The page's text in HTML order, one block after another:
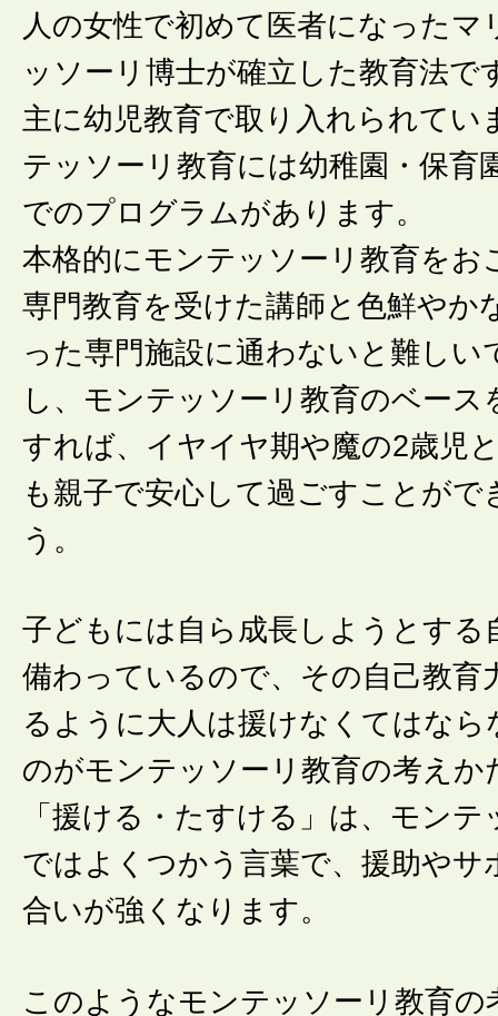
人の女性で初めて医者になったマ
ッソーリ博士が確立した教育法で
主に幼児教育で取り入れられてい
テッソーリ教育には幼稚園・保育
でのプログラムがあります。
本格的にモンテッソーリ教育をお
専門教育を受けた講師と色鮮やか
った専門施設に通わないと難しい
し、モンテッソーリ教育のベース
すれば、イヤイヤ期や魔の2歳児
も親子で安心して過ごすことがで
う。
子どもには自ら成長しようとする
備わっているので、その自己教育
るように大人は援けなくてはなら
のがモンテッソーリ教育の考えか
「援ける・たすける」は、モンテ
ではよくつかう言葉で、援助やサ
合いが強くなります。
このようなモンテッソーリ教育の